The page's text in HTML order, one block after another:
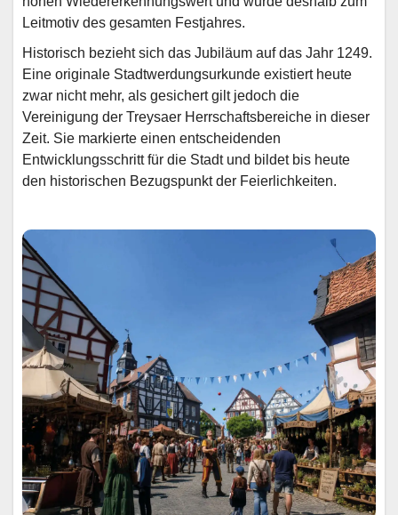
Leitmotiv des gesamten Festjahres.
Historisch bezieht sich das Jubiläum auf das Jahr 1249.
Eine originale Stadtwerdungsurkunde existiert heute
zwar nicht mehr, als gesichert gilt jedoch die
Vereinigung der Treysaer Herrschaftsbereiche in dieser
Zeit. Sie markierte einen entscheidenden
Entwicklungsschritt für die Stadt und bildet bis heute
den historischen Bezugspunkt der Feierlichkeiten.